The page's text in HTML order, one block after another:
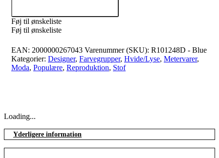
Føj til ønskeliste
Føj til ønskeliste
EAN: 2000000267043 Varenummer (SKU): R101248D - Blue
Kategorier: Designer, Farvegrupper, Hvide/Lyse, Metervarer,
Moda, Populære, Reproduktion, Stof
Loading...
Yderligere information